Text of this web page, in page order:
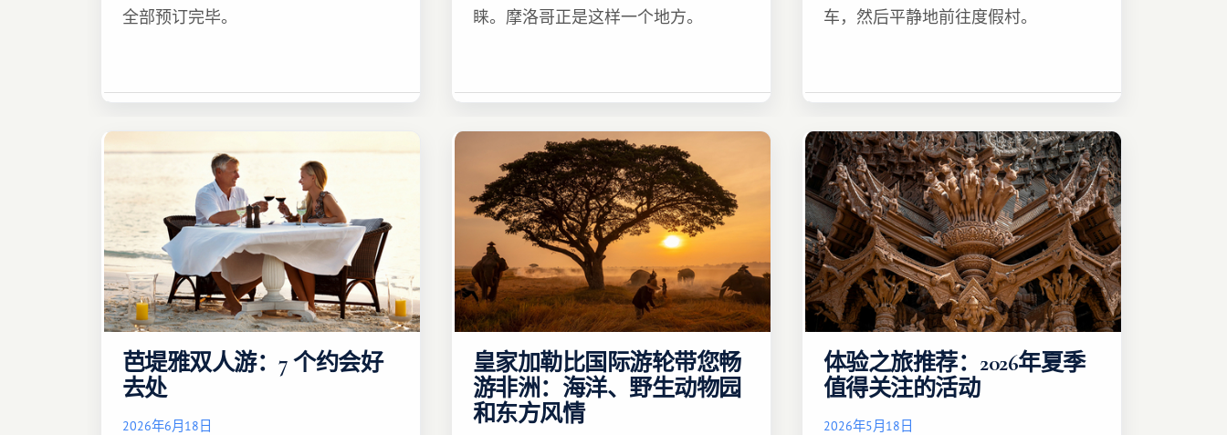
全部预订完毕。
睐。摩洛哥正是这样一个地方。
车，然后平静地前往度假村。
芭堤雅双人游：7 个约会好
去处
2026年6月18日
皇家加勒比国际游轮带您畅
游非洲：海洋、野生动物园
和东方风情
体验之旅推荐：2026年夏季
值得关注的活动
2026年5月18日